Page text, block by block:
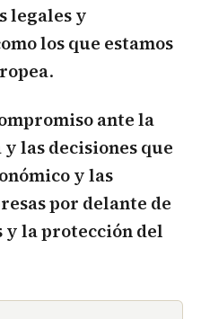
legales y
los que estamos
.
ante la
las decisiones que
y las
por delante de
y la protección del